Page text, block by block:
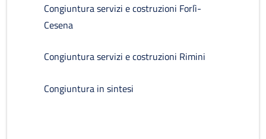
Congiuntura servizi e costruzioni Forlì-
Cesena
Congiuntura servizi e costruzioni Rimini
Congiuntura in sintesi